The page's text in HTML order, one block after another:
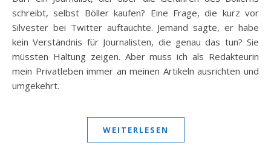
schreibt, selbst Böller kaufen? Eine Frage, die kurz vor
Silvester bei Twitter auftauchte. Jemand sagte, er habe
kein Verständnis für Journalisten, die genau das tun? Sie
müssten Haltung zeigen. Aber muss ich als Redakteurin
mein Privatleben immer an meinen Artikeln ausrichten und
umgekehrt.
WEITERLESEN